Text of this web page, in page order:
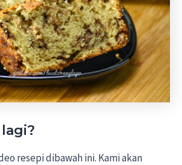
resepi dibawah ini. Kami akan